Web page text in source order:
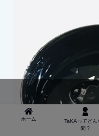
ホーム
TaKAってどん
間？
●